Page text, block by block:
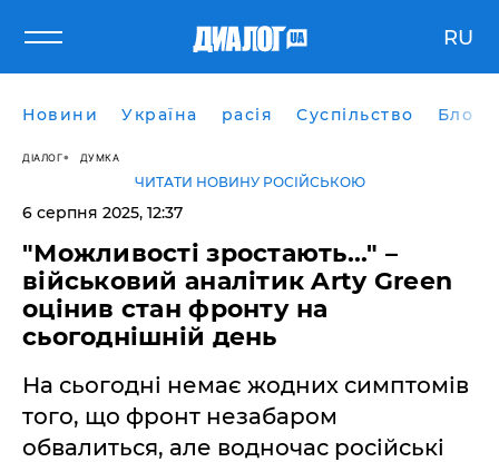
RU
Новини Україна расія Суспільство Блоги
ДІАЛОГ ДУМКА
ЧИТАТИ НОВИНУ РОСІЙСЬКОЮ
6 серпня 2025, 12:37
"Можливості зростають..." –
військовий аналітик Arty Green
оцінив стан фронту на
сьогоднішній день
На сьогодні немає жодних симптомів
того, що фронт незабаром
обвалиться, але водночас російські